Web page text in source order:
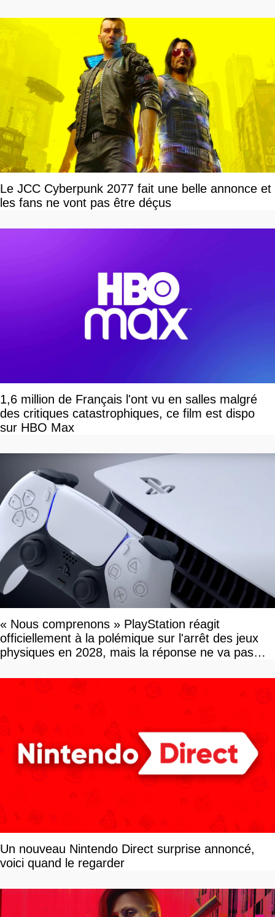
Le JCC Cyberpunk 2077 fait une belle annonce et
les fans ne vont pas être déçus
1,6 million de Français l'ont vu en salles malgré
des critiques catastrophiques, ce film est dispo
sur HBO Max
« Nous comprenons » PlayStation réagit
officiellement à la polémique sur l'arrêt des jeux
physiques en 2028, mais la réponse ne va pas
Un nouveau Nintendo Direct surprise annoncé,
voici quand le regarder